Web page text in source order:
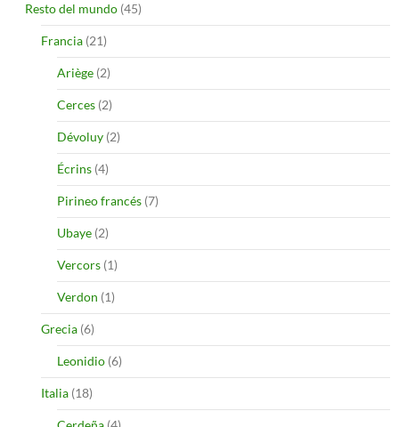
Resto del mundo (45)
Francia (21)
Ariège (2)
Cerces (2)
Dévoluy (2)
Écrins (4)
Pirineo francés (7)
Ubaye (2)
Vercors (1)
Verdon (1)
Grecia (6)
Leonidio (6)
Italia (18)